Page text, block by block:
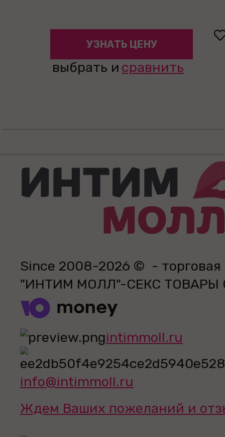
УЗНАТЬ ЦЕНУ
выбрать и сравнить
Since 2008-2026 © - торговая
"ИНТИМ МОЛЛ"-СЕКС
intimmoll.ru
info@intimmoll.ru
Ждем Ваших пожеланий и